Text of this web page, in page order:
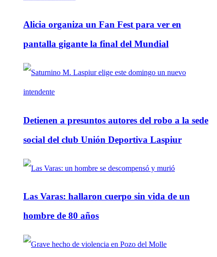
Alicia organiza un Fan Fest para ver en
pantalla gigante la final del Mundial
Detienen a presuntos autores del robo a la sede
social del club Unión Deportiva Laspiur
Las Varas: hallaron cuerpo sin vida de un
hombre de 80 años